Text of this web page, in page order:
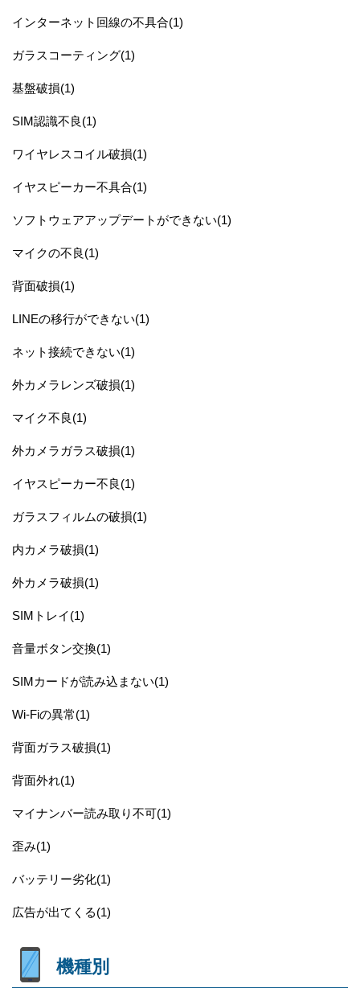
インターネット回線の不具合(1)
ガラスコーティング(1)
基盤破損(1)
SIM認識不良(1)
ワイヤレスコイル破損(1)
イヤスピーカー不具合(1)
ソフトウェアアップデートができない(1)
マイクの不良(1)
背面破損(1)
LINEの移行ができない(1)
ネット接続できない(1)
外カメラレンズ破損(1)
マイク不良(1)
外カメラガラス破損(1)
イヤスピーカー不良(1)
ガラスフィルムの破損(1)
内カメラ破損(1)
外カメラ破損(1)
SIMトレイ(1)
音量ボタン交換(1)
SIMカードが読み込まない(1)
Wi-Fiの異常(1)
背面ガラス破損(1)
背面外れ(1)
マイナンバー読み取り不可(1)
歪み(1)
バッテリー劣化(1)
広告が出てくる(1)
機種別